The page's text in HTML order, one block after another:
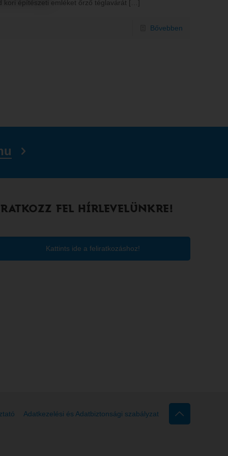
építészeti emléket őrző téglavárát […]
Bővebben
FEL HÍRLEVELÜNKRE!
Kattints ide a feliratkozáshoz!
Adatkezelési és Adatbiztonsági szabályzat